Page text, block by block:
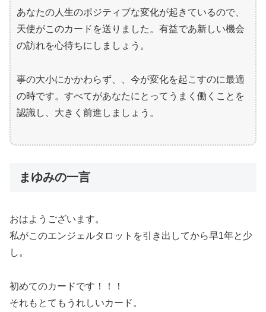
あなたの人生のポジティブな変化が起きているので、
天使がこのカードを送りました。有益であ新しい機会
の訪れを心待ちにしましょう。
事の大小にかかわらず、、今が変化を起こすのに最適
の時です。すべてがあなたにとってうまく働くことを
認識し、大きく前進しましょう。
まゆみの一言
おはようございます。
私がこのエンジェルタロットを引き出してから早1年と少
し。
初めてのカードです！！！
それもとてもうれしいカード。